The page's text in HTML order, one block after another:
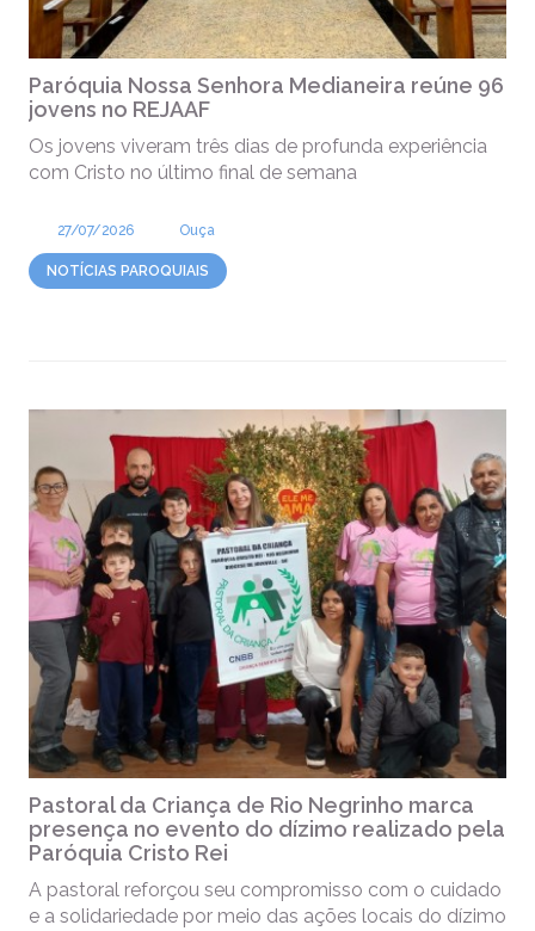
Paróquia Nossa Senhora Medianeira reúne 96
jovens no REJAAF
Os jovens viveram três dias de profunda experiência
com Cristo no último final de semana
27/07/2026 Ouça
NOTÍCIAS PAROQUIAIS
Pastoral da Criança de Rio Negrinho marca
presença no evento do dízimo realizado pela
Paróquia Cristo Rei
A pastoral reforçou seu compromisso com o cuidado
e a solidariedade por meio das ações locais do dízimo